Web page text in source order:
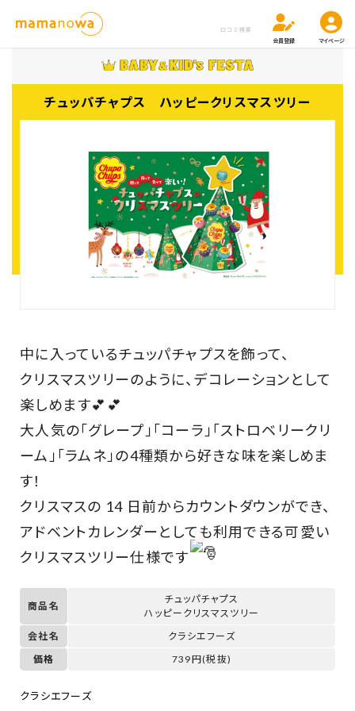
口コミ検索
会員登録
マイページ
チュッパチャプス ハッピークリスマスツリー
中に入っているチュッパチャプスを飾って、
クリスマスツリーのように、デコレーションとして
楽しめます💕💕
大人気の「グレープ」「コーラ」「ストロベリークリ
ーム」「ラムネ」の4種類から好きな味を楽しめま
す！
クリスマスの 14 日前からカウントダウンができ、
アドベントカレンダーとしても利用できる可愛い
クリスマスツリー仕様です
商品名
チュッパチャプス
ハッピークリスマスツリー
会社名
クラシエフーズ
価格
739円(税抜)
クラシエフーズ